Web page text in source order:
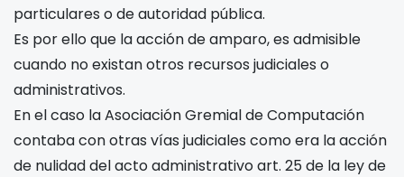
particulares o de autoridad pública.
Es por ello que la acción de amparo, es admisible
cuando no existan otros recursos judiciales o
administrativos.
En el caso la Asociación Gremial de Computación
contaba con otras vías judiciales como era la acción
de nulidad del acto administrativo art. 25 de la ley de